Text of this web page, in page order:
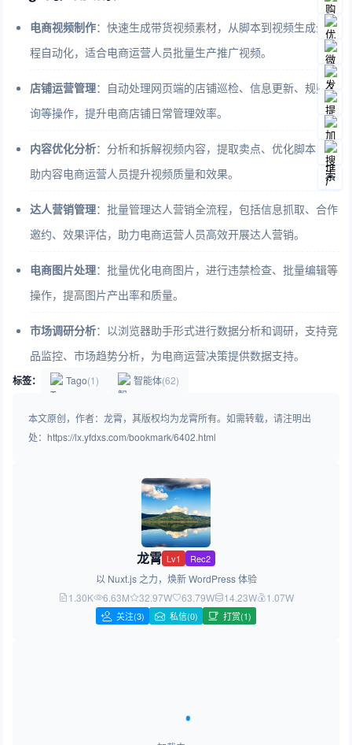
电商视频制作：快速生成带货视频素材，从脚本到视频生成全流
程自动化，适合电商运营人员批量生产推广视频。
店铺运营管理：自动处理网页端的店铺巡检、信息更新、规则查
询等操作，提升电商店铺日常管理效率。
内容优化分析：分析和拆解视频内容，提取卖点、优化脚本，帮
助内容电商运营人员提升视频质量和效果。
达人营销管理：批量管理达人营销全流程，包括信息抓取、合作
邀约、效果评估，助力电商运营人员高效开展达人营销。
电商图片处理：批量优化电商图片，进行违禁检查、批量编辑等
操作，提高图片产出率和质量。
市场调研分析：以浏览器助手形式进行数据分析和调研，支持竞
品监控、市场趋势分析，为电商运营决策提供数据支持。
标签： Tago(1) 智能体(62)
本文原创，作者：龙霄，其版权均为龙霄所有。如需转载，请注明出
处：https://lx.yfdxs.com/bookmark/6402.html
龙霄 Lv1 Rec2
以 Nuxt.js 之力，焕新 WordPress 体验
1.30K
6.63M 32.97W 63.79W 14.23W 1.07W
关注(3) 私信(0) 打赏(1)